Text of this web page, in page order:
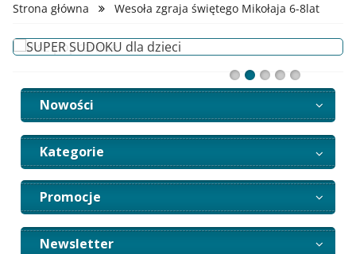
Strona główna Wesoła zgraja świętego Mikołaja 6-8lat
Nowości
Kategorie
Promocje
Newsletter